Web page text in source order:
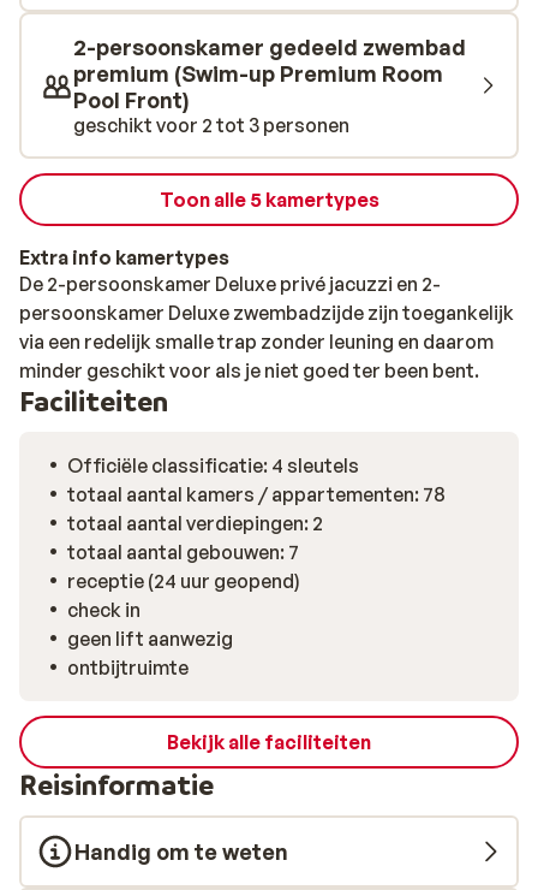
2-persoonskamer gedeeld zwembad
premium (Swim-up Premium Room
Pool Front)
geschikt voor 2 tot 3 personen
Toon alle 5 kamertypes
Extra info kamertypes
De 2-persoonskamer Deluxe privé jacuzzi en 2-
persoonskamer Deluxe zwembadzijde zijn toegankelijk
via een redelijk smalle trap zonder leuning en daarom
minder geschikt voor als je niet goed ter been bent.
Faciliteiten
Officiële classificatie: 4 sleutels
totaal aantal kamers / appartementen: 78
totaal aantal verdiepingen: 2
totaal aantal gebouwen: 7
receptie (24 uur geopend)
check in
geen lift aanwezig
ontbijtruimte
Bekijk alle faciliteiten
Reisinformatie
Handig om te weten